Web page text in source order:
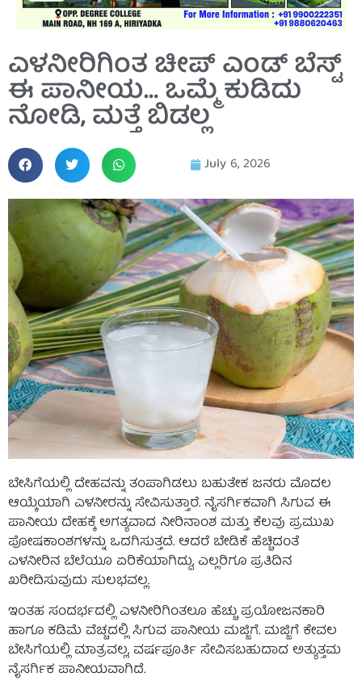
ಎಳನೀರಿಗಿಂತ ಚೀಪ್ ಎಂಡ್ ಬೆಸ್ಟ್
ಈ ಪಾನೀಯ… ಒಮ್ಮೆ ಕುಡಿದು
ನೋಡಿ, ಮತ್ತೆ ಬಿಡಲ್ಲ
July 6, 2026
ಬೇಸಿಗೆಯಲ್ಲಿ ದೇಹವನ್ನು ತಂಪಾಗಿಡಲು ಬಹುತೇಕ ಜನರು ಮೊದಲ
ಆಯ್ಕೆಯಾಗಿ ಎಳನೀರನ್ನು ಸೇವಿಸುತ್ತಾರೆ. ನೈಸರ್ಗಿಕವಾಗಿ ಸಿಗುವ ಈ
ಪಾನೀಯ ದೇಹಕ್ಕೆ ಅಗತ್ಯವಾದ ನೀರಿನಾಂಶ ಮತ್ತು ಕೆಲವು ಪ್ರಮುಖ
ಪೋಷಕಾಂಶಗಳನ್ನು ಒದಗಿಸುತ್ತದೆ. ಆದರೆ ಬೇಡಿಕೆ ಹೆಚ್ಚಿದಂತೆ
ಎಳನೀರಿನ ಬೆಲೆಯೂ ಏರಿಕೆಯಾಗಿದ್ದು, ಎಲ್ಲರಿಗೂ ಪ್ರತಿದಿನ
ಖರೀದಿಸುವುದು ಸುಲಭವಲ್ಲ.
ಇಂತಹ ಸಂದರ್ಭದಲ್ಲಿ ಎಳನೀರಿಗಿಂತಲೂ ಹೆಚ್ಚು ಪ್ರಯೋಜನಕಾರಿ
ಹಾಗೂ ಕಡಿಮೆ ವೆಚ್ಚದಲ್ಲಿ ಸಿಗುವ ಪಾನೀಯ ಮಜ್ಜಿಗೆ. ಮಜ್ಜಿಗೆ ಕೇವಲ
ಬೇಸಿಗೆಯಲ್ಲಿ ಮಾತ್ರವಲ್ಲ, ವರ್ಷಪೂರ್ತಿ ಸೇವಿಸಬಹುದಾದ ಅತ್ಯುತ್ತಮ
ನೈಸರ್ಗಿಕ ಪಾನೀಯವಾಗಿದೆ.